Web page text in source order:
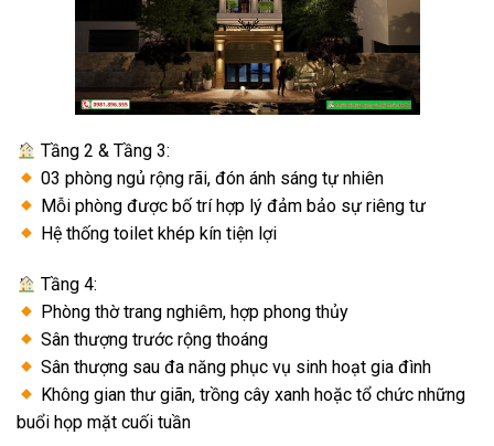
Tầng 2 & Tầng 3:
03 phòng ngủ rộng rãi, đón ánh sáng tự nhiên
Mỗi phòng được bố trí hợp lý đảm bảo sự riêng tư
Hệ thống toilet khép kín tiện lợi
Tầng 4:
Phòng thờ trang nghiêm, hợp phong thủy
Sân thượng trước rộng thoáng
Sân thượng sau đa năng phục vụ sinh hoạt gia đình
Không gian thư giãn, trồng cây xanh hoặc tổ chức những
buổi họp mặt cuối tuần